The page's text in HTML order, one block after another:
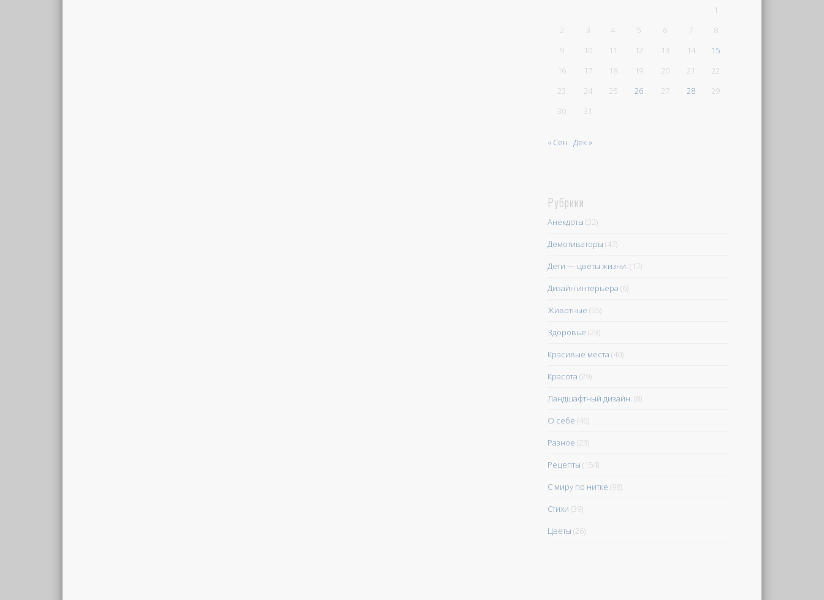
1
2
3 4 5 6 7
8
9
10 11 12 13 14
15
16
17 18 19 20 21
22
23
24 25 26 27 28
29
30
31
« Сен Дек »
Рубрики
Анекдоты (32)
Демотиваторы (47)
Дети — цветы жизни. (17)
Дизайн интерьера (6)
Животные (95)
Здоровье (23)
Красивые места (40)
Красота (29)
Ландшафтный дизайн. (8)
О себе (46)
Разное (23)
Рецепты (154)
С миру по нитке (98)
Стихи (39)
Цветы (26)